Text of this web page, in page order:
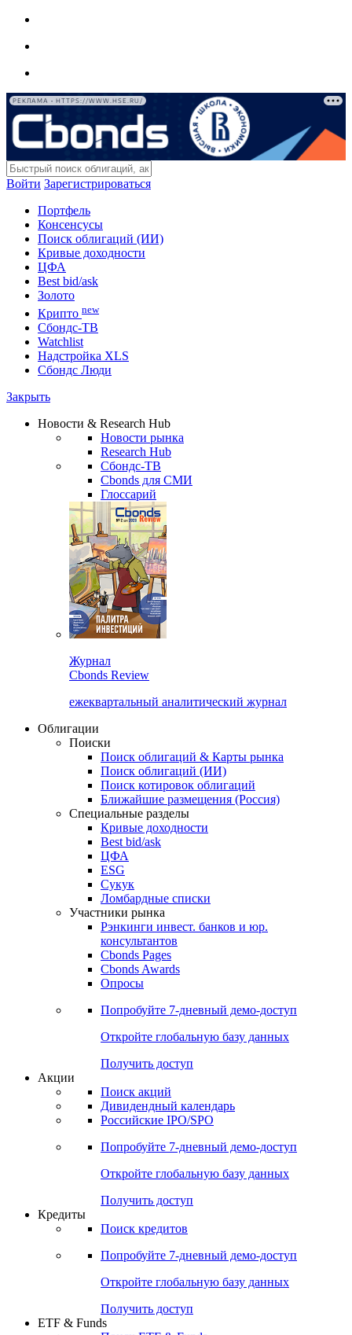
РЕКЛАМА • HTTPS://WWW.HSE.RU/
Войти Зарегистрироваться
Портфель
Консенсусы
Поиск облигаций (ИИ)
Кривые доходности
ЦФА
Best bid/ask
Золото
Крипто new
Сбондс-ТВ
Watchlist
Надстройка XLS
Сбондс Люди
Закрыть
Новости & Research Hub
Новости рынка
Research Hub
Сбондс-ТВ
Cbonds для СМИ
Глоссарий
Журнал
Cbonds Review
ежеквартальный аналитический журнал
Облигации
Поиски
Поиск облигаций & Карты рынка
Поиск облигаций (ИИ)
Поиск котировок облигаций
Ближайшие размещения (Россия)
Специальные разделы
Кривые доходности
Best bid/ask
ЦФА
ESG
Сукук
Ломбардные списки
Участники рынка
Рэнкинги инвест. банков и юр.
консультантов
Cbonds Pages
Cbonds Awards
Опросы
Попробуйте 7-дневный демо-доступ
Откройте глобальную базу данных
Получить доступ
Акции
Поиск акций
Дивидендный календарь
Российские IPO/SPO
Попробуйте 7-дневный демо-доступ
Откройте глобальную базу данных
Получить доступ
Кредиты
Поиск кредитов
Попробуйте 7-дневный демо-доступ
Откройте глобальную базу данных
Получить доступ
ETF & Funds